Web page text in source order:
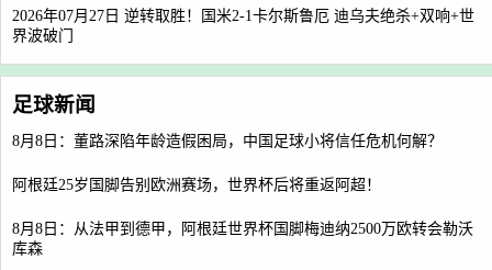
2026年07月27日 逆转取胜！国米2-1卡尔斯鲁厄 迪乌夫绝杀+双响+世
界波破门
足球新闻
8月8日：董路深陷年龄造假困局，中国足球小将信任危机何解？
阿根廷25岁国脚告别欧洲赛场，世界杯后将重返阿超！
8月8日：从法甲到德甲，阿根廷世界杯国脚梅迪纳2500万欧转会勒沃
库森